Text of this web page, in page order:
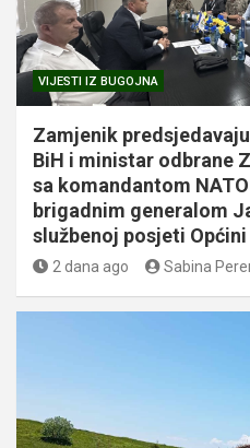
VIJESTI IZ BUGOJNA
Zamjenik
BiH i ministar odbrane
sa komandantom
brigadnim generalom
službenoj posjeti
2 dana ago Sabina